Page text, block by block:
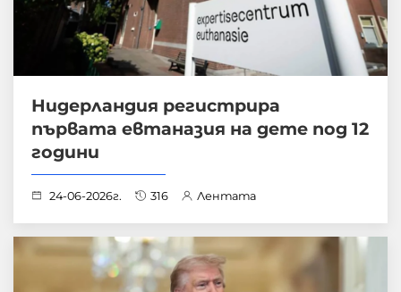
Нидерландия регистрира
първата евтаназия на дете под 12
години
24-06-2026г. 316 Лентата